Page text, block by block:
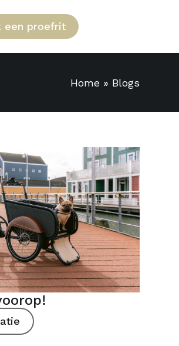
een proefrit
Home » Blogs